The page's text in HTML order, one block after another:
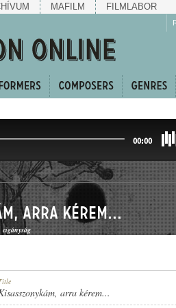
MAFILM FILMLABOR
00:00
arra kérem...
cigányság
arra kérem...